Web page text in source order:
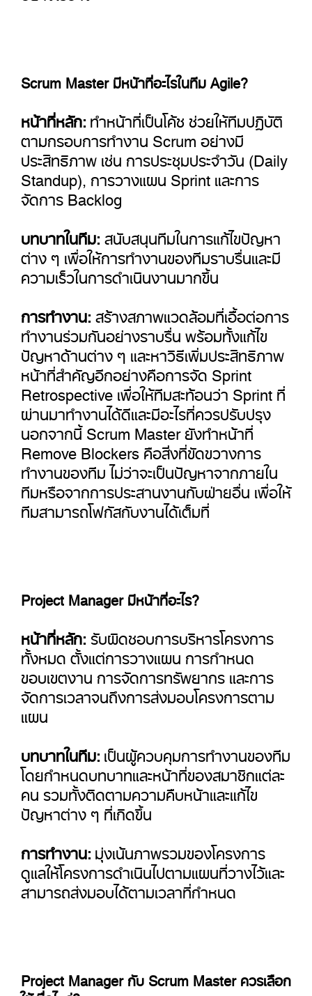
Scrum Master มีหน้าที่อะไรในทีม Agile?
หน้าที่หลัก:ทำหน้าที่เป็นโค้ช ช่วยให้ทีมปฏิบัติ
ตามกรอบการทำงาน Scrum อย่างมี
ประสิทธิภาพ เช่น การประชุมประจำวัน (Daily
Standup), การวางแผน Sprint และการ
จัดการ Backlog
บทบาทในทีม:สนับสนุนทีมในการแก้ไขปัญหา
ต่าง ๆ เพื่อให้การทำงานของทีมราบรื่นและมี
ความเร็วในการดำเนินงานมากขึ้น
การทำงาน:สร้างสภาพแวดล้อมที่เอื้อต่อการ
ทำงานร่วมกันอย่างราบรื่น พร้อมทั้งแก้ไข
ปัญหาด้านต่าง ๆ และหาวิธีเพิ่มประสิทธิภาพ
หน้าที่สำคัญอีกอย่างคือการจัด Sprint
Retrospective เพื่อให้ทีมสะท้อนว่า Sprint ที่
ผ่านมาทำงานได้ดีและมีอะไรที่ควรปรับปรุง
นอกจากนี้ Scrum Master ยังทำหน้าที่
Remove Blockers คือสิ่งที่ขัดขวางการ
ทำงานของทีม ไม่ว่าจะเป็นปัญหาจากภายใน
ทีมหรือจากการประสานงานกับฝ่ายอื่น เพื่อให้
ทีมสามารถโฟกัสกับงานได้เต็มที่
Project Manager มีหน้าที่อะไร?
หน้าที่หลัก:รับผิดชอบการบริหารโครงการ
ทั้งหมด ตั้งแต่การวางแผน การกำหนด
ขอบเขตงาน การจัดการทรัพยากร และการ
จัดการเวลาจนถึงการส่งมอบโครงการตาม
แผน
บทบาทในทีม:เป็นผู้ควบคุมการทำงานของทีม
โดยกำหนดบทบาทและหน้าที่ของสมาชิกแต่ละ
คน รวมทั้งติดตามความคืบหน้าและแก้ไข
ปัญหาต่าง ๆ ที่เกิดขึ้น
การทำงาน:มุ่งเน้นภาพรวมของโครงการ
ดูแลให้โครงการดำเนินไปตามแผนที่วางไว้และ
สามารถส่งมอบได้ตามเวลาที่กำหนด
Project Manager กับ Scrum Master ควรเลือก